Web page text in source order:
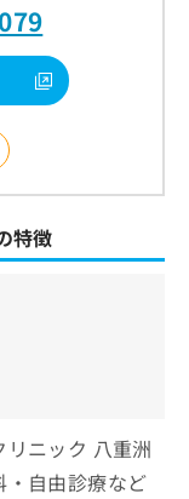
特徴
ニック 八重洲
自由診療など